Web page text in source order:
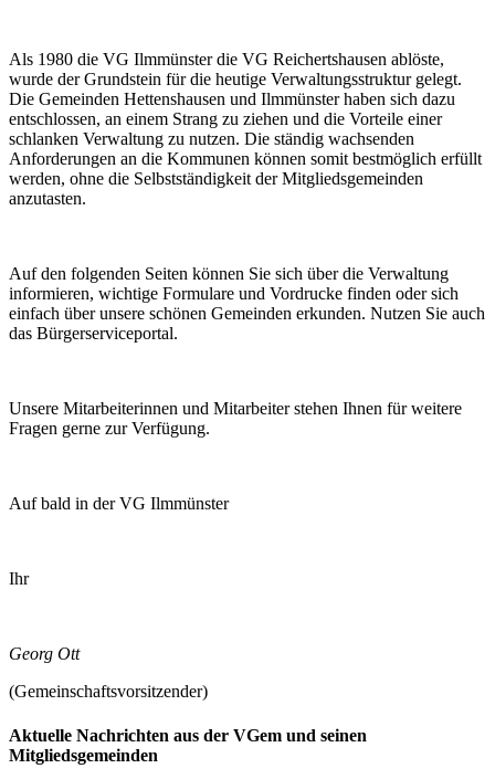
Als 1980 die VG Ilmmünster die VG Reichertshausen ablöste,
wurde der Grundstein für die heutige Verwaltungsstruktur gelegt.
Die Gemeinden Hettenshausen und Ilmmünster haben sich dazu
entschlossen, an einem Strang zu ziehen und die Vorteile einer
schlanken Verwaltung zu nutzen. Die ständig wachsenden
Anforderungen an die Kommunen können somit bestmöglich erfüllt
werden, ohne die Selbstständigkeit der Mitgliedsgemeinden
anzutasten.
Auf den folgenden Seiten können Sie sich über die Verwaltung
informieren, wichtige Formulare und Vordrucke finden oder sich
einfach über unsere schönen Gemeinden erkunden. Nutzen Sie auch
das Bürgerserviceportal.
Unsere Mitarbeiterinnen und Mitarbeiter stehen Ihnen für weitere
Fragen gerne zur Verfügung.
Auf bald in der VG Ilmmünster
Ihr
Georg Ott
(Gemeinschaftsvorsitzender)
Aktuelle Nachrichten aus der VGem und seinen
Mitgliedsgemeinden